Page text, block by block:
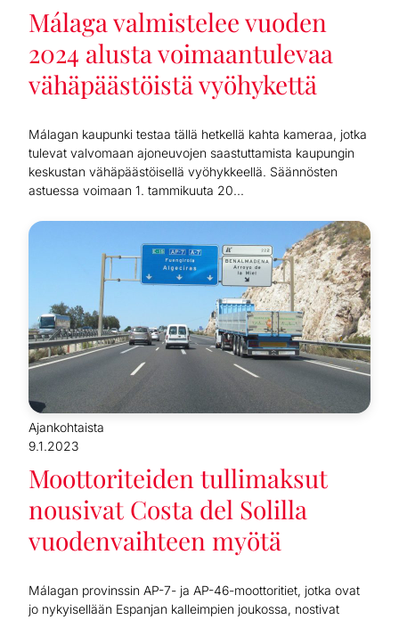
Málaga valmistelee vuoden
2024 alusta voimaantulevaa
vähäpäästöistä vyöhykettä
Málagan kaupunki testaa tällä hetkellä kahta kameraa, jotka
tulevat valvomaan ajoneuvojen saastuttamista kaupungin
keskustan vähäpäästöisellä vyöhykkeellä. Säännösten
astuessa voimaan 1. tammikuuta 20...
Ajankohtaista
9.1.2023
Moottoriteiden tullimaksut
nousivat Costa del Solilla
vuodenvaihteen myötä
Málagan provinssin AP-7- ja AP-46-moottoritiet, jotka ovat
jo nykyisellään Espanjan kalleimpien joukossa, nostivat